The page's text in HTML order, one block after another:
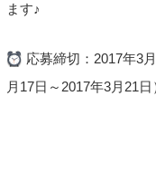
ます♪
応募締切：2017年3
月17日～2017年3月21日